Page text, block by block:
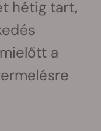
hétig tart,
a